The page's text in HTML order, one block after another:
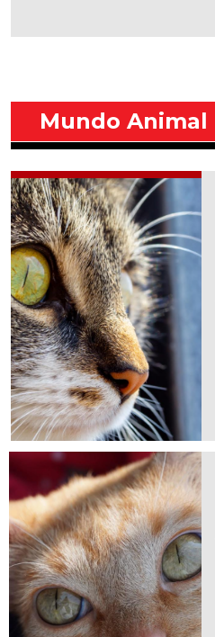
Mundo Animal